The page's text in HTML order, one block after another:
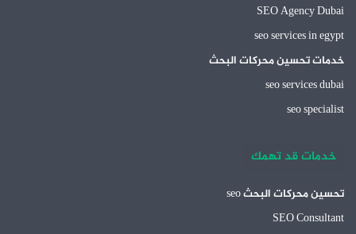
SEO Agency Dubai
seo services in egypt
خدمات تحسين محركات البحث
seo services dubai
seo specialist
خدمات قد تهمك
تحسين محركات البحث seo
SEO Consultant